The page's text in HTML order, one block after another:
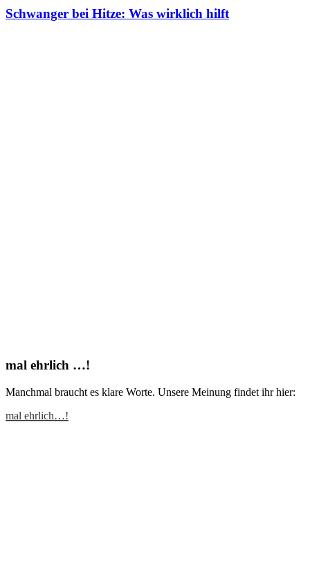
Schwanger bei Hitze: Was wirklich hilft
mal ehrlich …!
Manchmal braucht es klare Worte. Unsere Meinung findet ihr hier:
mal ehrlich…!